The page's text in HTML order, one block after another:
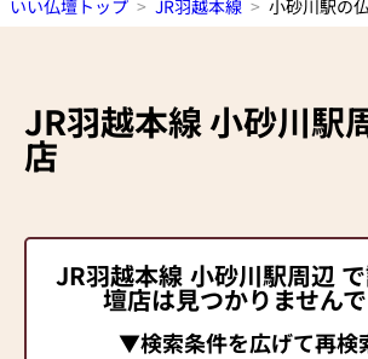
いい仏壇トップ JR羽越本線 小砂川駅の
JR羽越本線小砂川駅
店
JR羽越本線 小砂川駅周辺
壇店は見つかりませんで
▼検索条件を広げて再検